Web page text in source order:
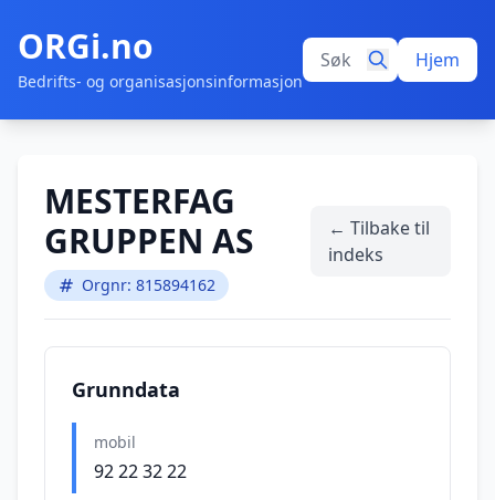
ORGi.no
Bedrifts- og organisasjonsinformasjon
Hjem
MESTERFAG
GRUPPEN AS
Orgnr: 815894162
← Tilbake til
indeks
Grunndata
mobil
92 22 32 22